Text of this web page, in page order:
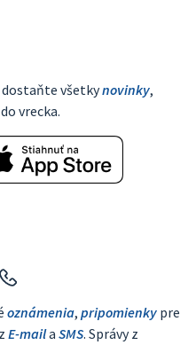
všetkynovinky,
do vrecka.
oznámenia, pripomienky pre
E-maila SMS. Správy z